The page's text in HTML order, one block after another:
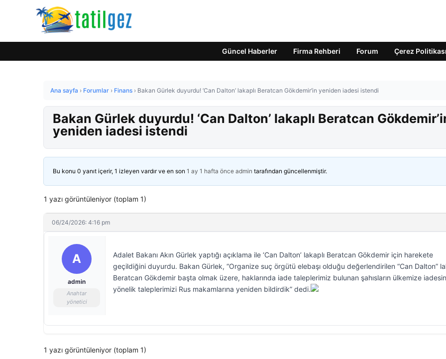
Güncel Haberler Firma Rehberi Forum Çerez Politikası
Ana sayfa › Forumlar › Finans › Bakan Gürlek duyurdu! ‘Can Dalton’ lakaplı Beratcan Gökdemir’in yeniden iadesi istendi
Bakan Gürlek duyurdu! ‘Can Dalton’ lakaplı Beratcan
yeniden iadesi istendi
Bu konu 0 yanıt içerir, 1 izleyen vardır ve en son 1 ay 1 hafta önce admin tarafından güncellenmiştir.
1 yazı görüntüleniyor (toplam 1)
06/24/2026: 4:16 pm
A
admin
Anahtar
yönetici
Adalet Bakanı Akın Gürlek yaptığı açıklama ile ‘Can Dalton’ lakaplı Beratcan Gökdemir için harekete
geçildiğini duyurdu. Bakan Gürlek, “Organize suç örgütü elebaşı olduğu değerlendirilen “Can Dalton”
Beratcan Gökdemir başta olmak üzere, haklarında iade taleplerimiz bulunan şahısların ülkemize
yönelik taleplerimizi Rus makamlarına yeniden bildirdik” dedi.
1 yazı görüntüleniyor (toplam 1)